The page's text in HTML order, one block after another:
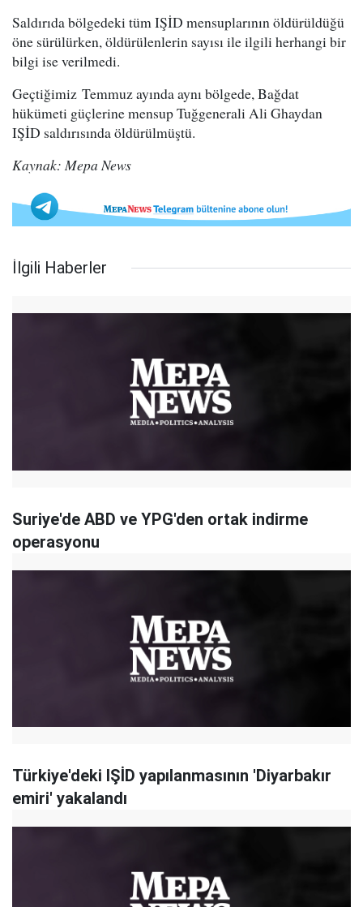
Saldırıda bölgedeki tüm IŞİD mensuplarının öldürüldüğü
öne sürülürken, öldürülenlerin sayısı ile ilgili herhangi bir
bilgi ise verilmedi.
Geçtiğimiz Temmuz ayında aynı bölgede, Bağdat
hükümeti güçlerine mensup Tuğgenerali Ali Ghaydan
IŞİD saldırısında öldürülmüştü.
Kaynak: Mepa News
İlgili Haberler
Suriye'de ABD ve YPG'den ortak indirme
operasyonu
Türkiye'deki IŞİD yapılanmasının 'Diyarbakır
emiri' yakalandı